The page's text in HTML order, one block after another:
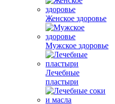
Женское здоровье
Мужское здоровье
Лечебные
пластыри